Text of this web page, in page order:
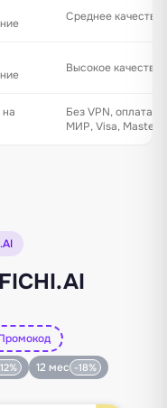
Среднее качество
Высокое качество
Без VPN, оплата
МИР, Visa,
12 мес -18%